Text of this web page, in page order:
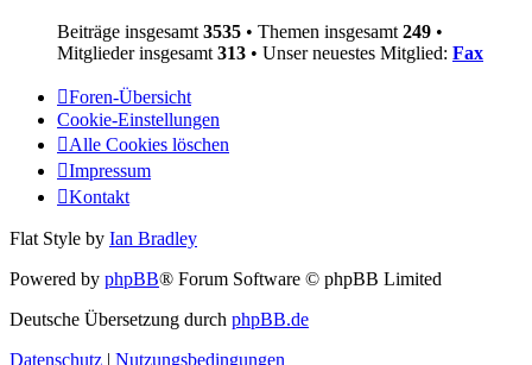
Beiträge insgesamt 3535 • Themen insgesamt 249 •
Mitglieder insgesamt 313 • Unser neuestes Mitglied: Fax
Foren-Übersicht
Cookie-Einstellungen
Alle Cookies löschen
Impressum
Kontakt
Flat Style by Ian Bradley
Powered by phpBB® Forum Software © phpBB Limited
Deutsche Übersetzung durch phpBB.de
Datenschutz | Nutzungsbedingungen